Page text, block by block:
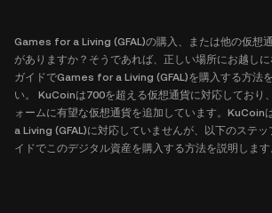
Games for a Living (GFAL)の購入、または他の仮想
がありますか？そうであれば、正しい場所にお越し
ガイドでGames for a Living (GFAL)を購入する方法
い。 KuCoinは700を超える仮想通貨に対応しており
ォームに有望な仮想通貨を追加しています。
a Living (GFAL)に対応していませんが、以下のステ
イドでこのデジタル資産を購入する方法を説明します